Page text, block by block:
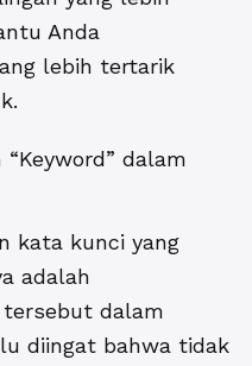
Anda
lebih tertarik
dalam
kata kunci yang
adalah
tersebut dalam
diingat bahwa tidak